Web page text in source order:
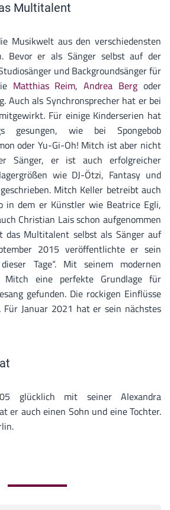
Multitalent
Musikwelt aus den verschiedensten
Bevor er als Sänger selbst auf der
und Backgroundsänger für
Matthias Reim, Andrea Berg oder
Auch als Synchronsprecher hat er bei
Für einige Kinderserien hat
gesungen, wie bei Spongebob
oder Yu-Gi-Oh! Mitch ist aber nicht
Sänger, er ist auch erfolgreicher
wie DJ-Ötzi, Fantasy und
Mitch Keller betreibt auch
in dem er Künstler wie Beatrice Egli,
Christian Lais schon aufgenommen
Multitalent selbst als Sänger auf
2015 veröffentlichte er sein
Tage“. Mit seinem modernen
Mitch eine perfekte Grundlage für
gefunden. Die rockigen Einflüsse
Für Januar 2021 hat er sein nächstes
glücklich mit seiner Alexandra
er auch einen Sohn und eine Tochter.